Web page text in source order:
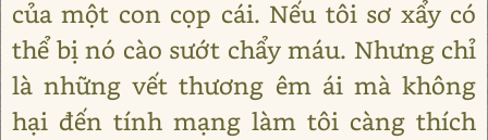
của một con cọp cái. Nếu tôi sơ xẩy có
thể bị nó cào sướt chẩy máu. Nhưng chỉ
là những vết thương êm ái mà không
hại đến tính mạng làm tôi càng thích